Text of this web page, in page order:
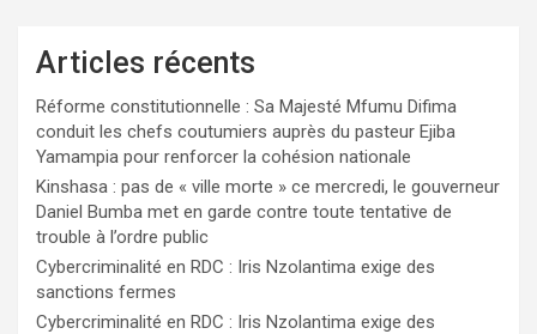
Articles récents
Réforme constitutionnelle : Sa Majesté Mfumu Difima
conduit les chefs coutumiers auprès du pasteur Ejiba
Yamampia pour renforcer la cohésion nationale
Kinshasa : pas de « ville morte » ce mercredi, le gouverneur
Daniel Bumba met en garde contre toute tentative de
trouble à l’ordre public
Cybercriminalité en RDC : Iris Nzolantima exige des
sanctions fermes
Cybercriminalité en RDC : Iris Nzolantima exige des